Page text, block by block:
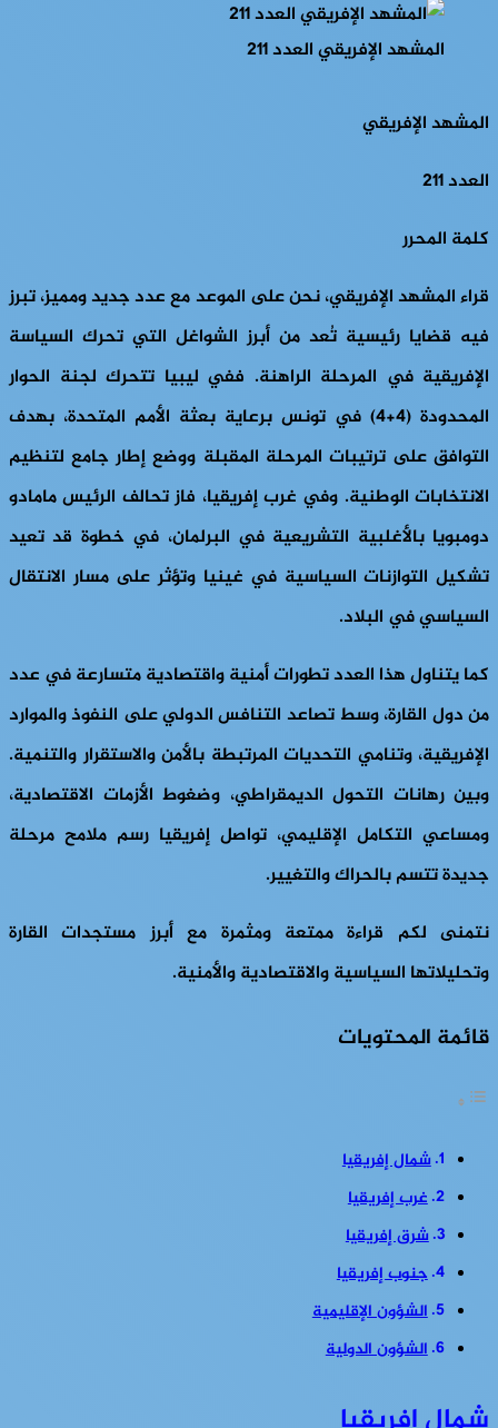
المشهد الإفريقي العدد 211
المشهد الإفريقي
العدد 211
كلمة المحرر
قراءالمشهد الإفريقي، نحن على الموعد مع عدد جديد ومميز، تبرز
فيه قضايا رئيسية تُعد من أبرز الشواغل التي تحرك السياسة
الإفريقية في المرحلة الراهنة. ففي ليبيا تتحرك لجنة الحوار
المحدودة (4+4) في تونس برعاية بعثة الأمم المتحدة، بهدف
التوافق على ترتيبات المرحلة المقبلة ووضع إطار جامع لتنظيم
الانتخابات الوطنية. وفي غرب إفريقيا، فاز تحالف الرئيس مامادو
دومبويا بالأغلبية التشريعية في البرلمان، في خطوة قد تعيد
تشكيل التوازنات السياسية في غينيا وتؤثر على مسار الانتقال
السياسي في البلاد.
كما يتناول هذا العدد تطورات أمنية واقتصادية متسارعة في عدد
من دول القارة، وسط تصاعد التنافس الدولي على النفوذ والموارد
الإفريقية، وتنامي التحديات المرتبطة بالأمن والاستقرار والتنمية.
وبين رهانات التحول الديمقراطي، وضغوط الأزمات الاقتصادية،
ومساعي التكامل الإقليمي، تواصل إفريقيا رسم ملامح مرحلة
جديدة تتسم بالحراك والتغيير.
نتمنى لكم قراءة ممتعة ومثمرة مع أبرز مستجدات القارة
وتحليلاتها السياسية والاقتصادية والأمنية.
قائمة المحتويات
شمال إفريقيا
غرب إفريقيا
شرق إفريقيا
جنوب إفريقيا
الشؤون الإقليمية
الشؤون الدولية